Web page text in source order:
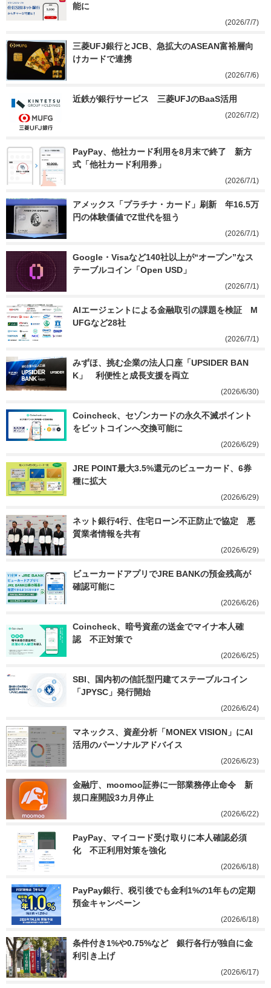
能に
(2026/7/7)
三菱UFJ銀行とJCB、急拡大のASEAN富裕層向
けカードで連携
(2026/7/6)
近鉄が銀行サービス　三菱UFJのBaaS活用
(2026/7/2)
PayPay、他社カード利用を8月末で終了　新方
式「他社カード利用券」
(2026/7/1)
アメックス「プラチナ・カード」刷新　年16.5万
円の体験価値でZ世代を狙う
(2026/7/1)
Google・Visaなど140社以上が“オープン”なス
テーブルコイン「Open USD」
(2026/7/1)
AIエージェントによる金融取引の課題を検証　M
UFGなど28社
(2026/7/1)
みずほ、挑む企業の法人口座「UPSIDER BAN
K」　利便性と成長支援を両立
(2026/6/30)
Coincheck、セゾンカードの永久不滅ポイント
をビットコインへ交換可能に
(2026/6/29)
JRE POINT最大3.5%還元のビューカード、6券
種に拡大
(2026/6/29)
ネット銀行4行、住宅ローン不正防止で協定　悪
質業者情報を共有
(2026/6/29)
ビューカードアプリでJRE BANKの預金残高が
確認可能に
(2026/6/26)
Coincheck、暗号資産の送金でマイナ本人確
認　不正対策で
(2026/6/25)
SBI、国内初の信託型円建てステーブルコイン
「JPYSC」発行開始
(2026/6/24)
マネックス、資産分析「MONEX VISION」にAI
活用のパーソナルアドバイス
(2026/6/23)
金融庁、moomoo証券に一部業務停止命令　新
規口座開設3カ月停止
(2026/6/22)
PayPay、マイコード受け取りに本人確認必須
化　不正利用対策を強化
(2026/6/18)
PayPay銀行、税引後でも金利1%の1年もの定期
預金キャンペーン
(2026/6/18)
条件付き1%や0.75%など　銀行各行が独自に金
利引き上げ
(2026/6/17)